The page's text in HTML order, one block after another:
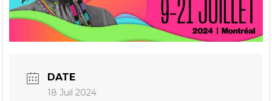
DATE
18 Juil 2024